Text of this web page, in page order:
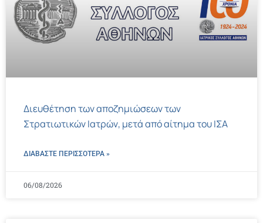
Διευθέτηση των αποζημιώσεων των
Στρατιωτικών Ιατρών, μετά από αίτημα του ΙΣΑ
ΔΙΑΒΑΣΤΕ ΠΕΡΙΣΣΌΤΕΡΑ »
06/08/2026